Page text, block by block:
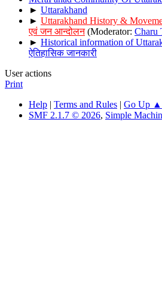
► Uttarakhand
► Uttarakhand History &
एवं जन आन्दोलन (Moderator: Charu
► Historical information of
ऐतिहासिक जानकारी
User actions
Print
Help | Terms and Rules | Go Up ▲
SMF 2.1.7 © 2026, Simple